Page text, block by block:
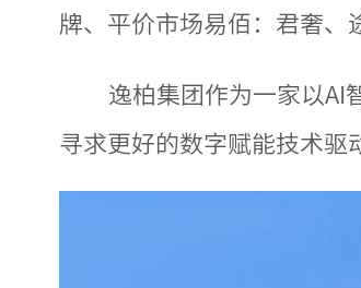
牌、平价市场易佰：君奢、
逸柏集团作为一家以AI
寻求更好的数字赋能技术